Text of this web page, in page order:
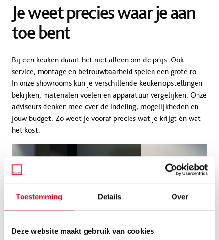
Toestemming Details Over
Deze website maakt gebruik van cookies
Je weet precies waar je aan
toe bent
Bij een keuken draait het niet alleen om de prijs. Ook
service, montage en betrouwbaarheid spelen een grote rol.
In onze showrooms kun je verschillende keukenopstellingen
bekijken, materialen voelen en apparatuur vergelijken. Onze
adviseurs denken mee over de indeling, mogelijkheden en
jouw budget. Zo weet je vooraf precies wat je krijgt én wat
het kost.